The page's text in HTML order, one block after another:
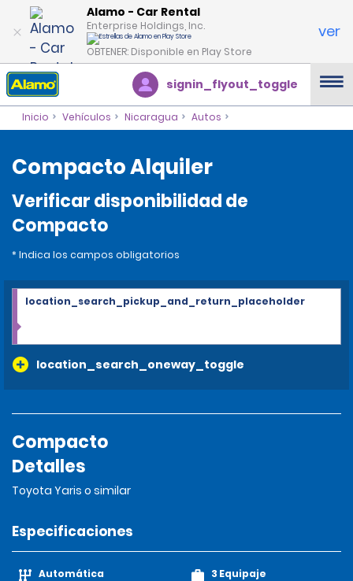
Alamo - Car Rental
Enterprise Holdings, Inc.
OBTENER: Disponible en Play Store
ver
signin_flyout_toggle
Inicio Vehículos Nicaragua Autos
Compacto Alquiler
Verificar disponibilidad de
Compacto
* Indica los campos obligatorios
location_search_oneway_toggle
location_search_pickup_and_return_placeholder
Compacto
Detalles
Toyota Yaris o similar
Especificaciones
Automática 3 Equipaje